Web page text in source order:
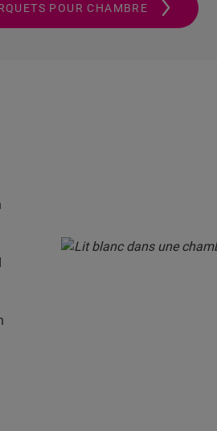
POUR CHAMBRE